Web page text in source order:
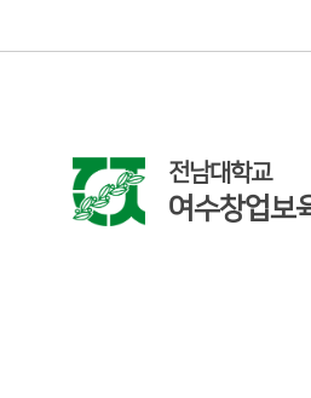
전남대학교
여수창업보